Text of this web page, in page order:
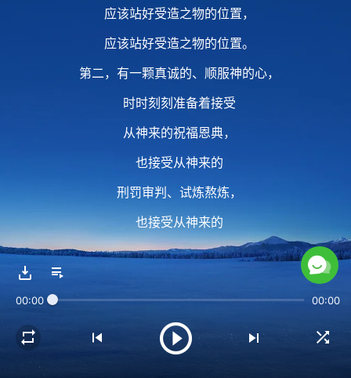
应该站好受造之物的位置，
应该站好受造之物的位置。
第二，有一颗真诚的、顺服神的心，
时时刻刻准备着接受
从神来的祝福恩典，
也接受从神来的
刑罚审判、试炼熬炼，
也接受从神来的
刑罚审判、试炼熬炼。
“难道我们从神手里得福，
00:00 00:00